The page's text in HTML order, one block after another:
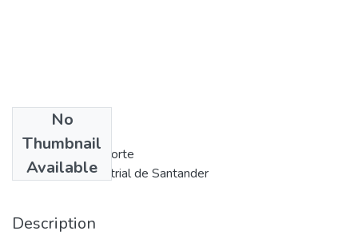
No
Thumbnail
Available
Authors
Universidad del Norte
Universidad Industrial de Santander
Description